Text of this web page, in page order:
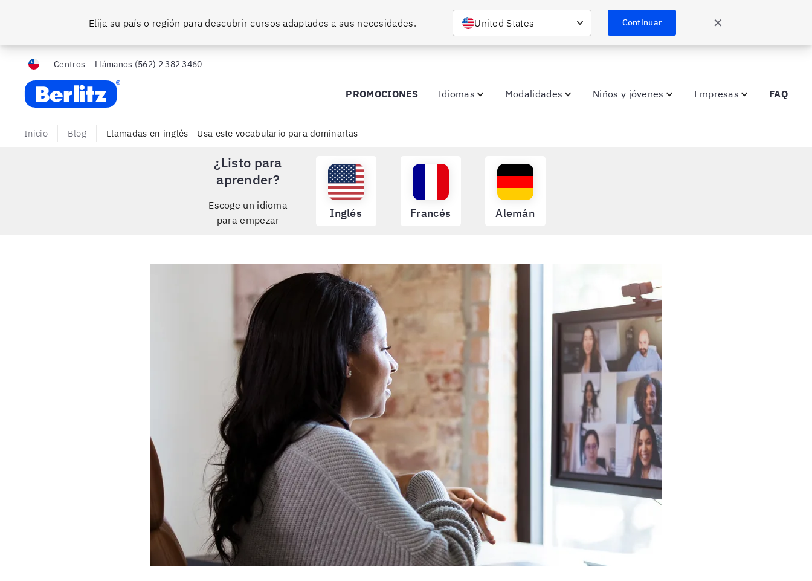
Elija su país o región para descubrir cursos adaptados a sus necesidades. United States Continuar ✕
Centros Llámanos (562) 2 382 3460
Berlitz Chile
PROMOCIONES Idiomas Modalidades Niños y jóvenes Empresas FAQ
Inicio Blog Llamadas en inglés - Usa este vocabulario para dominarlas
¿Listo para
aprender?
Escoge un idioma
para empezar
Inglés Francés Alemán